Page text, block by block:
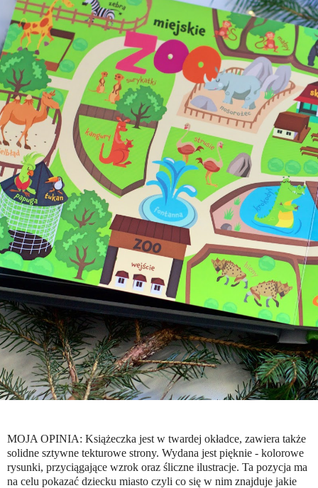
MOJA OPINIA: Książeczka jest w twardej okładce, zawiera także
solidne sztywne tekturowe strony. Wydana jest pięknie - kolorowe
rysunki, przyciągające wzrok oraz śliczne ilustracje. Ta pozycja ma
na celu pokazać dziecku miasto czyli co się w nim znajduje jakie